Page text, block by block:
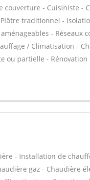
couverture - Cuisiniste -
traditionnel -
- Réseaux
/ Climatisation -
ou partielle -
- Installation de
gaz - Chaudière